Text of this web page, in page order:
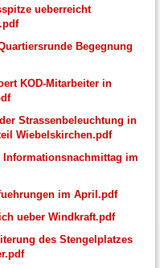
ueberreicht
Begegnung
KOD-Mitarbeiter in
Strassenbeleuchtung in
Wiebelskirchen.pdf
Informationsnachmittag im
im April.pdf
ueber Windkraft.pdf
des Stengelplatzes